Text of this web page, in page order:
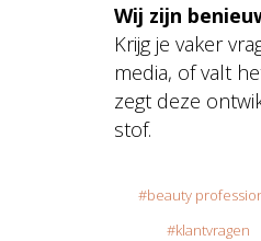
Wij zijn
Krijg je vaker
media, of valt
zegt deze
stof.
beauty
klantvragen